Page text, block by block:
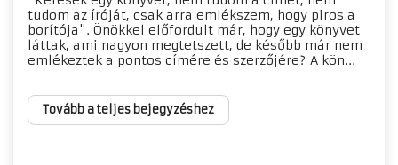
tudom az íróját, csak arra emlékszem, hogy piros a
borítója". Önökkel előfordult már, hogy egy könyvet
láttak, ami nagyon megtetszett, de később már nem
emlékeztek a pontos címére és szerzőjére? A kön...
Tovább a teljes bejegyzéshez